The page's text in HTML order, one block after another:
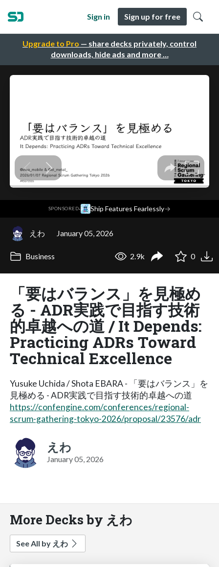
Upgrade to Pro — share decks privately, control
downloads, hide ads and more …
Sign in Sign up for free
SPONSORED· Ship Features Fearlessly→
えわ January 05, 2026
Business 2.9k 0
「要はバランス」を見極め
る - ADR実践で目指す技術
的卓越への道 / It Depends:
Practicing ADRs Toward
Technical Excellence
Yusuke Uchida / Shota EBARA - 「要はバランス」を
見極める - ADR実践で目指す技術的卓越への道
https://confengine.com/conferences/regional-
scrum-gathering-tokyo-2026/proposal/23576/adr
えわ
January 05, 2026
More Decks by えわ
See All by えわ